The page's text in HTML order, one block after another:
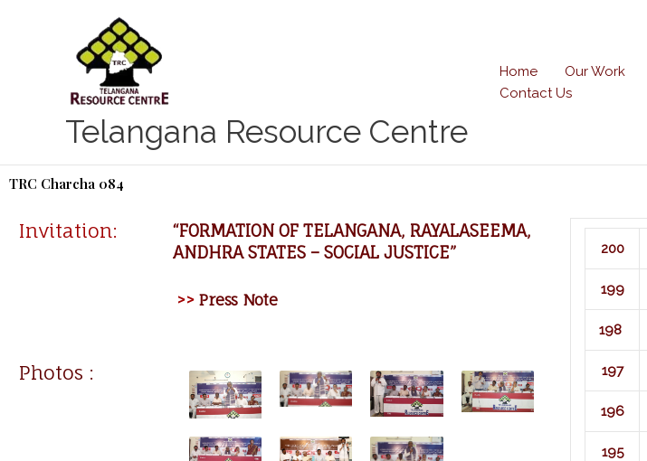
Telangana Resource Centre
Home Our Work
Contact Us
TRC Charcha 084
Invitation:
“FORMATION OF TELANGANA, RAYALASEEMA,
ANDHRA STATES – SOCIAL JUSTICE”
>> Press Note
Photos :
200
199
198
197
196
195